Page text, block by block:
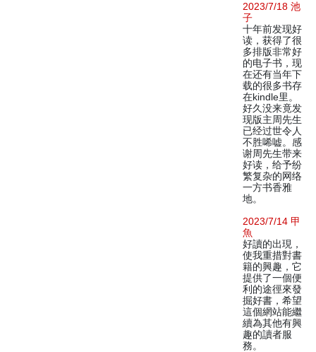
2023/7/18 池
子
十年前发现好
读，获得了很
多排版非常好
的电子书，现
在还有当年下
载的很多书存
在kindle里。
好久没来竟发
现版主周先生
已经过世令人
不胜唏嘘。感
谢周先生带来
好读，给予纷
繁复杂的网络
一方书香雅
地。
2023/7/14 甲
魚
好讀的出現，
使我重措對書
籍的興趣，它
提供了一個便
利的途徑來發
掘好書，希望
這個網站能繼
續為其他有興
趣的讀者服
務。